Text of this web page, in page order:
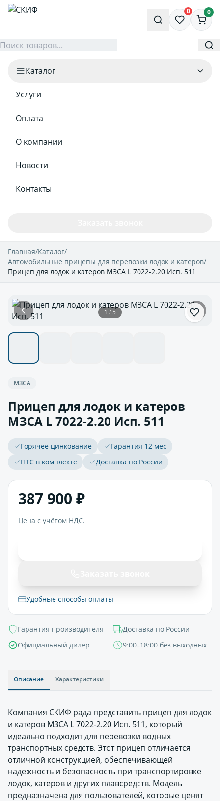
0 0
Каталог
Услуги
Оплата
О компании
Новости
Контакты
Главная/Каталог/
Автомобильные прицепы для перевозки лодок и катеров/
Прицеп для лодок и катеров МЗСА L 7022-2.20 Исп. 511
1 / 5
МЗСА
Прицеп для лодок и катеров
МЗСА L 7022-2.20 Исп. 511
Горячее цинкование
Гарантия 12 мес
ПТС в комплекте
Доставка по России
387 900 ₽
Цена с учётом НДС.
Удобные способы оплаты
Гарантия производителя
Доставка по России
Официальный дилер
9:00–18:00 без выходных
Описание Характеристики
Компания СКИФ рада представить прицеп для лодок
и катеров МЗСА L 7022-2.20 Исп. 511, который
идеально подходит для перевозки водных
транспортных средств. Этот прицеп отличается
отличной конструкцией, обеспечивающей
надежность и безопасность при транспортировке
лодок, катеров и других плавсредств. Модель
предназначена для пользователей, которые ценят